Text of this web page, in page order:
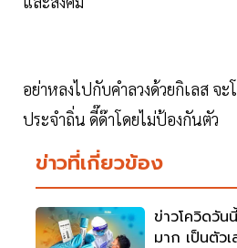
อย่าหลงไปกับคำลวงด้วยกิเลส จ
ประจำถิ่น ดี๊ด๊าโดยไม่ป้องกันตัว
ข่าวที่เกี่ยวข้อง
ข่าวโควิดวัน
มาก เป็นตัว